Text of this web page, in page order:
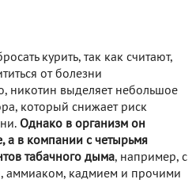
курить, так как считают,
от болезни
никотин выделяет небольшое
который снижает риск
Однако в организм он
а в компании с четырьмя
табачного дыма, например, с
аммиаком, кадмием и прочими